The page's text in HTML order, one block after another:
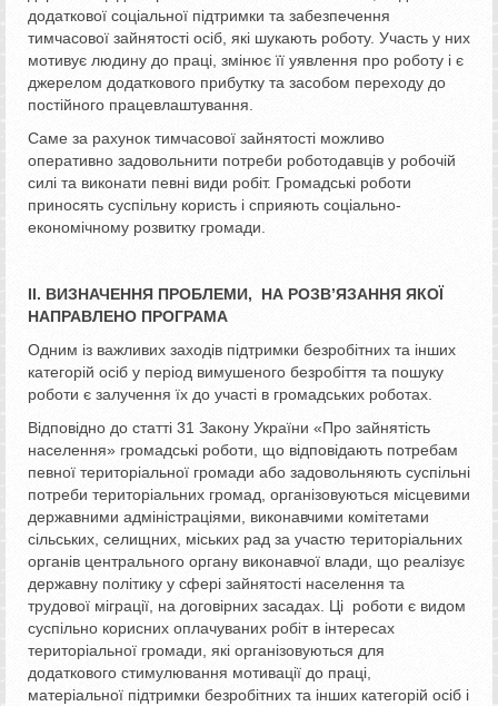
додаткової соціальної підтримки та забезпечення
тимчасової зайнятості осіб, які шукають роботу. Участь у них
мотивує людину до праці, змінює її уявлення про роботу і є
джерелом додаткового прибутку та засобом переходу до
постійного працевлаштування.
Саме за рахунок тимчасової зайнятості можливо
оперативно задовольнити потреби роботодавців у робочій
силі та виконати певні види робіт. Громадські роботи
приносять суспільну користь і сприяють соціально-
економічному розвитку громади.
ІІ. ВИЗНАЧЕННЯ ПРОБЛЕМИ,
НА РОЗВ’ЯЗАННЯ ЯКОЇ
НАПРАВЛЕНО ПРОГРАМА
Одним із важливих заходів підтримки безробітних та інших
категорій осіб у період вимушеного безробіття та пошуку
роботи є залучення їх до участі в громадських роботах.
Відповідно до статті 31 Закону України «Про зайнятість
населення» громадські роботи, що відповідають потребам
певної територіальної громади або задовольняють суспільні
потреби територіальних громад, організовуються місцевими
державними адміністраціями, виконавчими комітетами
сільських, селищних, міських рад за участю територіальних
органів центрального органу виконавчої влади, що реалізує
державну політику у сфері зайнятості населення та
трудової міграції, на договірних засадах. Ці роботи є видом
суспільно корисних оплачуваних робіт в інтересах
територіальної громади, які організовуються для
додаткового стимулювання мотивації до праці,
матеріальної підтримки безробітних та інших категорій осіб і